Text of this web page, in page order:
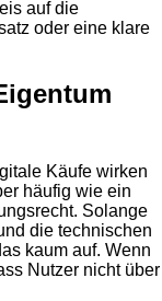
auf die
oder eine klare
Käufe wirken
häufig wie ein
Solange
die technischen
kaum auf. Wenn
Nutzer nicht über